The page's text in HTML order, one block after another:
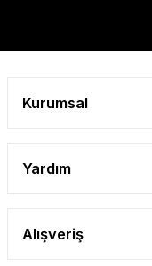
Kurumsal
Yardım
Alışveriş